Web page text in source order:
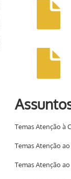
Temas Atenção à
Temas Atenção
Temas Atenção